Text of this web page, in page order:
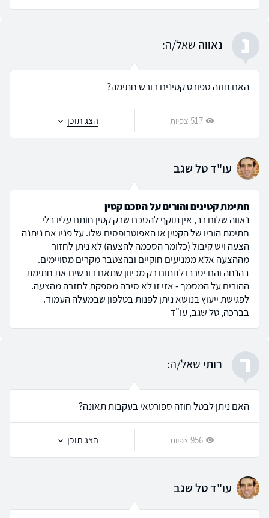
נ נאווה שאל/ה:
האם חוזה ספורט קטינים דורש חתימה?
517 צפיות הצג תוכן
עו"ד טל שגב
חתימת קטינים והורים על הסכם קטין
נאווה שלום רב, אין תוקף להסכם שרק קטין חותם עליו בלי
חתימת הוריו של הקטין או האפוטרופסים שלו. על פניו אם ניתנה
הצעה ויש קיבול (כלומר הסכמה להצעה) לא ניתן לחזור
מההצעה אלא ממניעים חוקיים ובהצטבר מקרים מסויימים.
בהנחה והם יסרבו לחתום רק מכיוון שתאם דורשים את חתימת
ההורים על המסמך - אזי זו לא סיבה מספקת לחזרה מהצעה.
לפגישת ייעוץ בנושא ניתן לפנות בטלפון שבמעלה העמוד.
בברכה, טל שגב, עו"ד
ר רותי שאל/ה:
האם ניתן לבטל חוזה ספורטאי בעקבות תאונה?
956 צפיות הצג תוכן
עו"ד טל שגב